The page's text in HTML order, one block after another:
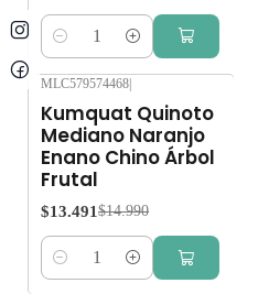
Cantidad
MLC579574468|
Kumquat Quinoto
Mediano Naranjo
Enano Chino Árbol
Frutal
$13.491 $14.990
Cantidad